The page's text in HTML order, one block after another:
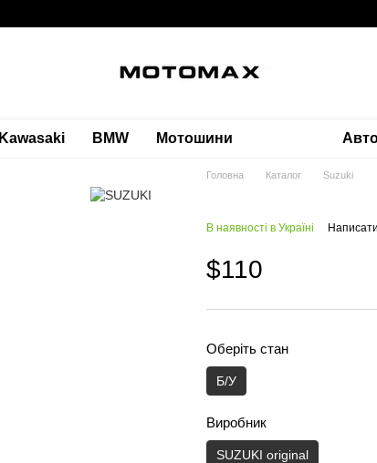
Kawasaki BMW Мотошини
Головна Каталог Suzuki
В наявності в Україні Написати
$110
Оберіть стан
Б/У
Виробник
SUZUKI original